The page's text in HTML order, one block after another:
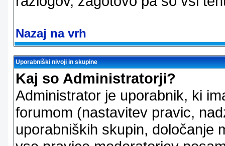
Nazaj na vrh
Uporabniški nivoji in skupine
Kaj so Administratorji?
Administrator je uporabnik, ki
forumom (nastavitev pravic,
uporabniških skupin, določanje